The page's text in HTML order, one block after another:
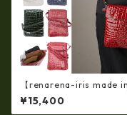
【renarena-iris made
an】【日本製】(総革・バ
ョン）牛革エナメルクロコ
¥15,400